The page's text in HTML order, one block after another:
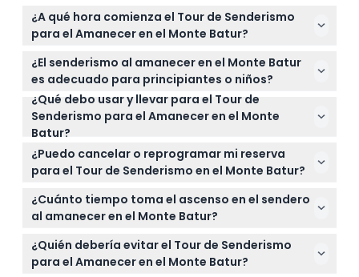
¿A qué hora comienza el Tour de Senderismo
para el Amanecer en el Monte Batur?
El tour comienza temprano con recogidas en el
hotel entre la 1:15 AM y las 2:15 AM, dependiendo de
su ubicación, para que pueda llegar a la cima a
tiempo para el amanecer (sujeto a cambios — por
favor confirme al momento de la reserva).
¿El senderismo al amanecer en el Monte Batur
es adecuado para principiantes o niños?
El sendero se considera moderado y adecuado
para principiantes, pero no se permite la
participación de niños menores de 8 años en este
tour.
¿Qué debo usar y llevar para el Tour de
Senderismo para el Amanecer en el Monte
Batur?
Use zapatos cómodos para senderismo y ropa en
capas, ya que puede hacer frío antes del
ligera para la caminata temprano en la mañana.
¿Puedo cancelar o reprogramar mi reserva
para el Tour de Senderismo en el Monte Batur?
Los boletos para este tour no son reembolsables y
no pueden ser cancelados o reprogramados, así
y hora.
¿Cuánto tiempo toma el ascenso en el sendero
al amanecer en el Monte Batur?
La caminata a la cima típicamente toma entre 1.5
y 2 horas, dependiendo de su nivel de condición
¿Quién debería evitar el Tour de Senderismo
para el Amanecer en el Monte Batur?